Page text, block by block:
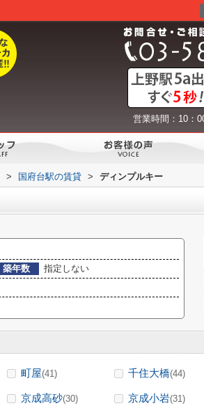
営業時間：10：
> 国府台駅の賃貸 > ディンプルキー
築年数
指定しない
町屋(41) 千住大橋(44)
京成高砂(30) 京成小岩(31)